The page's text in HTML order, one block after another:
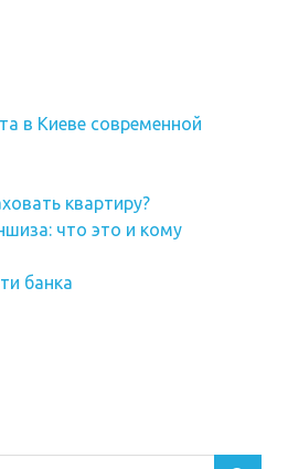
в Киеве современной
квартиру?
что это и кому
банка